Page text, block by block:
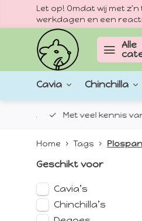
Let op! Omdat wij met
werkdagen en een
Alle
Cavia Chinchilla
Met veel kennis van
Home Tags Plospan
Geschikt voor
Cavia’s
Chinchilla’s